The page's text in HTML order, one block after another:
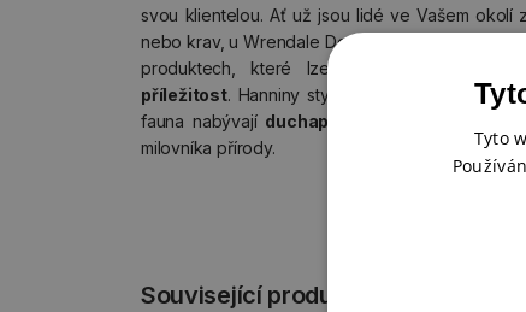
svou klientelou. Ať už jsou lidé ve Vašem okolí
nebo krav, u Wrendale Designs najdete variace
produktech, které lze
příležitost. Hanniny stylové ilustrace, v nichž
fauna nabývají duchaplnosti a humoru
milovníka přírody.
Související produkty
Tyto